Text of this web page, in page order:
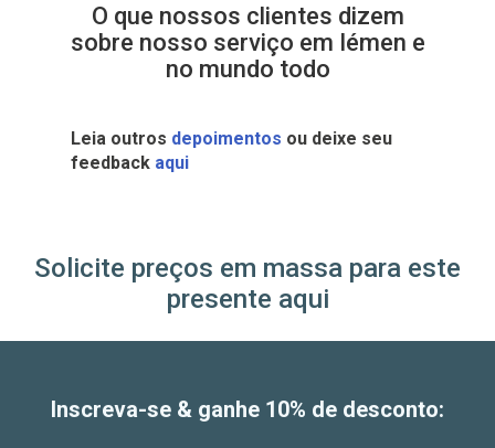
O que nossos clientes dizem
sobre nosso serviço em Iémen e
no mundo todo
Leia outros depoimentos ou deixe seu
feedback aqui
Solicite preços em massa para este
presente aqui
Inscreva-se & ganhe 10% de desconto: